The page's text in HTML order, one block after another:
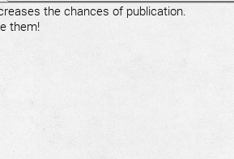
the chances of publication.
them!